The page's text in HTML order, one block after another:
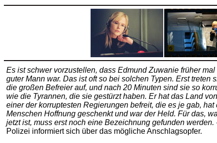
Es ist schwer vorzustellen, dass Edmund Zuwanie früher mal
guter Mann war. Das ist oft so bei solchen Typen. Erst treten
die großen Befreier auf, und nach 20 Minuten sind sie so
wie die Tyrannen, die sie gestürzt haben. Er hat das Land von
einer der korruptesten Regierungen befreit, die es je gab, hat
Menschen Hoffnung geschenkt und war der Held. Für das,
jetzt ist, muss erst noch eine Bezeichnung gefunden werden.
Polizei informiert sich über das mögliche Anschlagsopfer.